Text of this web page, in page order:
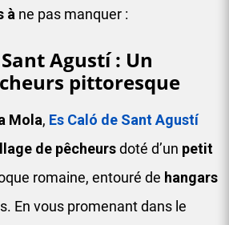
à ne pas manquer :
Sant Agustí : Un
pittoresque
Mola, Es Caló de Sant Agustí
de pêcheursdoté d’un petit
romaine, entouré de hangars
En vous promenant dans le